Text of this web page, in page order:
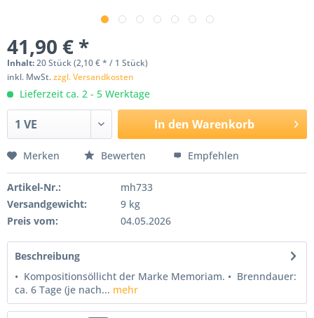
41,90 € *
Inhalt:20 Stück (2,10 € * / 1 Stück)
inkl. MwSt.zzgl. Versandkosten
Lieferzeit ca. 2 - 5 Werktage
In den Warenkorb
Merken Bewerten Empfehlen
Artikel-Nr.:
mh733
Versandgewicht:
9 kg
Preis vom:
04.05.2026
Beschreibung
• Kompositionsöllicht der Marke Memoriam. • Brenndauer:
ca. 6 Tage (je nach... mehr